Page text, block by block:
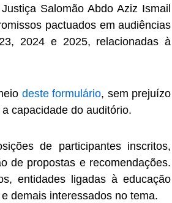
Salomão Abdo Aziz Ismail
pactuados em audiências
2024 e 2025, relacionadas à
deste formulário, sem prejuízo
capacidade do auditório.
de participantes inscritos,
de propostas e recomendações.
entidades ligadas à educação
demais interessados no tema.